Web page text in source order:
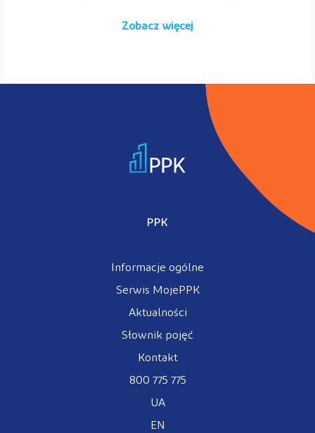
Zobacz więcej
PPK
Informacje ogólne
Serwis MojePPK
Aktualności
Słownik pojęć
Kontakt
800 775 775
UA
EN